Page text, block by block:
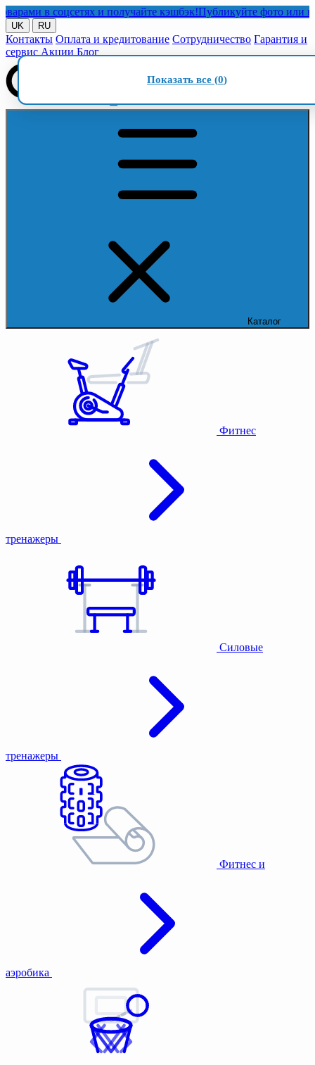
в соцсетях и получайте кэшбэк!Публикуйте фото или видео
UK RU
Контакты Оплата и кредитование Сотрудничество Гарантия и
сервис Акции Блог
Каталог
Фитнес
тренажеры
Силовые
тренажеры
Фитнес и
аэробика
Показать все (0)